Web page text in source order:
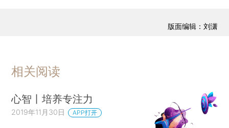
版面编辑：刘潇
相关阅读
心智丨培养专注力
2019年11月30日 APP打开